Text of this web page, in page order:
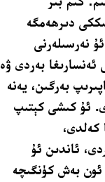
دىرھەمگە
نەرسىلەرنى
ئەنسارىغا بەردى ۋە
بەرگىن، يەنە
ئۇ كىشى كېتىپ
كەلدى،
ئاندىن ئۇ
ئون بەش كۈنگىچە